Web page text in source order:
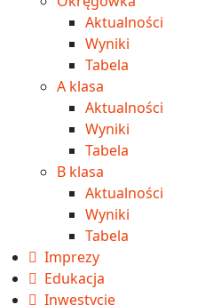
Aktualności
Wyniki
Tabela
A klasa
Aktualności
Wyniki
Tabela
B klasa
Aktualności
Wyniki
Tabela
Imprezy
Edukacja
Inwestycje